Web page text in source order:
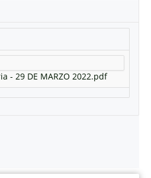
- 29 DE MARZO 2022.pdf